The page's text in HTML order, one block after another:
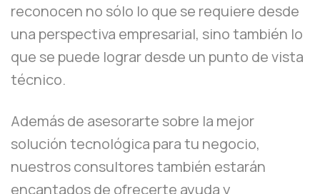
reconocen no sólo lo que se requiere desde
una perspectiva empresarial, sino también lo
que se puede lograr desde un punto de vista
técnico.
Además de asesorarte sobre la mejor
solución tecnológica para tu negocio,
nuestros consultores también estarán
encantados de ofrecerte ayuda y